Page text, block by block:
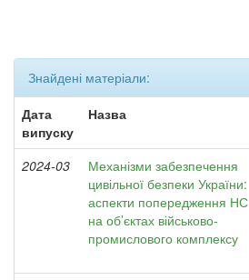
Знайдені матеріали:
Дата
випуску
Назва
2024-03
Механізми забезпечення
цивільної безпеки України:
аспекти попередження НС
на об’єктах військово-
промислового комплексу